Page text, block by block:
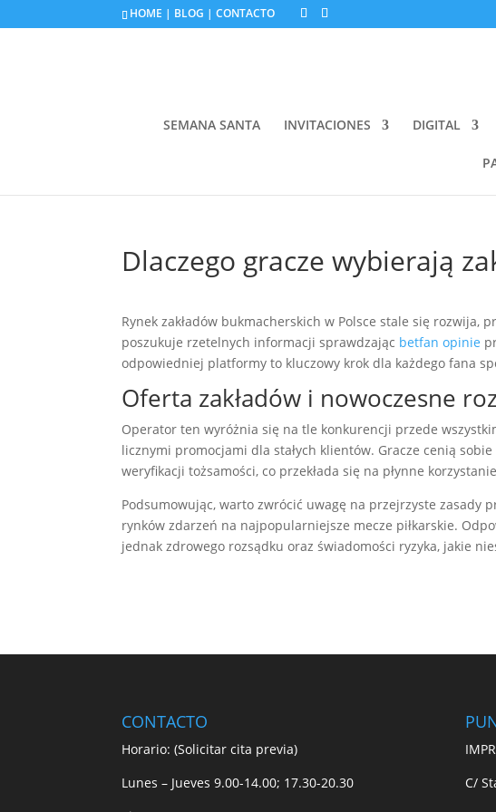
HOME | BLOG |CONTACTO
SEMANA SANTA INVITACIONES DIGITAL
Dlaczego gracze wybierają
Rynek zakładów bukmacherskich w Polsce stale się rozwija,
poszukuje rzetelnych informacji sprawdzając betfan opinie
odpowiedniej platformy to kluczowy krok dla każdego fana
Oferta zakładów i nowoczesne
Operator ten wyróżnia się na tle konkurencji przede
licznymi promocjami dla stałych klientów. Gracze cenią
weryfikacji tożsamości, co przekłada się na płynne
Podsumowując, warto zwrócić uwagę na przejrzyste zasady
rynków zdarzeń na najpopularniejsze mecze piłkarskie.
jednak zdrowego rozsądku oraz świadomości ryzyka, jakie
CONTACTO
Horario: (Solicitar cita previa)
Lunes – Jueves 9.00-14.00; 17.30-20.30
C/